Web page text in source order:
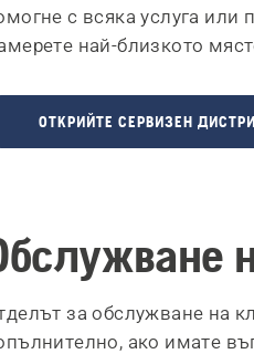
с всяка услуга
най-близкото
ОТКРИЙТЕ СЕРВИЗЕН
за обслужване на
ако имате